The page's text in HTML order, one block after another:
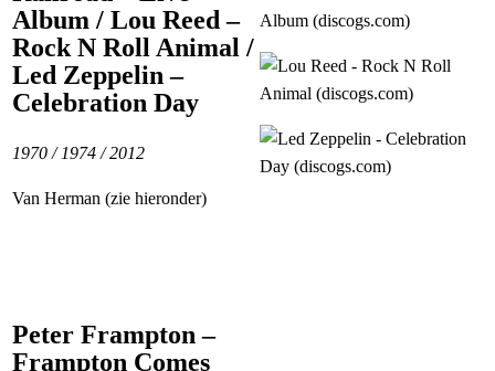
Album / Lou Reed –
Rock N Roll Animal /
Led Zeppelin –
Celebration Day
1970 / 1974 / 2012
Van Herman (zie hieronder)
Peter Frampton –
Frampton Comes